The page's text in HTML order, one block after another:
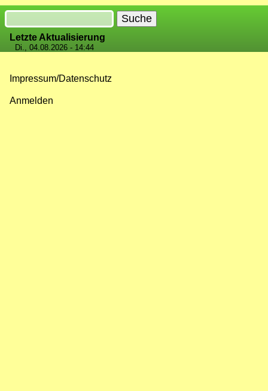
Suche
Letzte Aktualisierung
Di., 04.08.2026 - 14:44
Impressum/Datenschutz
Anmelden